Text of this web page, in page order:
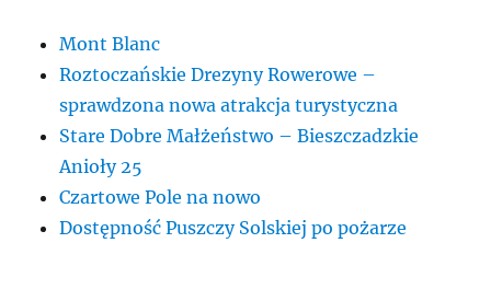
Mont Blanc
Roztoczańskie Drezyny Rowerowe –
sprawdzona nowa atrakcja turystyczna
Stare Dobre Małżeństwo – Bieszczadzkie
Anioły 25
Czartowe Pole na nowo
Dostępność Puszczy Solskiej po pożarze